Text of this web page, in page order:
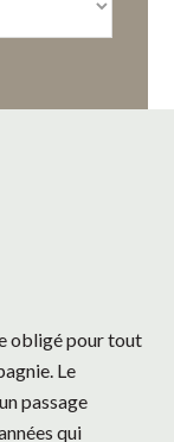
obligé pour tout
Le
passage
qui